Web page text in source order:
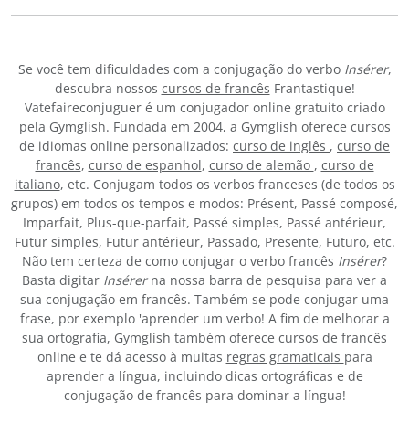
Se você tem dificuldades com a conjugação do verbo Insérer,
descubra nossos cursos de francês Frantastique!
Vatefaireconjuguer é um conjugador online gratuito criado
pela Gymglish. Fundada em 2004, a Gymglish oferece cursos
de idiomas online personalizados: curso de inglês , curso de
francês, curso de espanhol, curso de alemão , curso de
italiano, etc. Conjugam todos os verbos franceses (de todos os
grupos) em todos os tempos e modos: Présent, Passé composé,
Imparfait, Plus-que-parfait, Passé simples, Passé antérieur,
Futur simples, Futur antérieur, Passado, Presente, Futuro, etc.
Não tem certeza de como conjugar o verbo francês Insérer?
Basta digitar Insérerna nossa barra de pesquisa para ver a
sua conjugação em francês. Também se pode conjugar uma
frase, por exemplo 'aprender um verbo! A fim de melhorar a
sua ortografia, Gymglish também oferece cursos de francês
online e te dá acesso à muitas regras gramaticais para
aprender a língua, incluindo dicas ortográficas e de
conjugação de francês para dominar a língua!